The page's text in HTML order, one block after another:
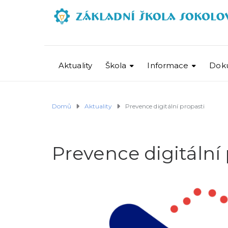
Aktuality Škola Informace
Domů Aktuality Prevence digitální propasti
Prevence digitální